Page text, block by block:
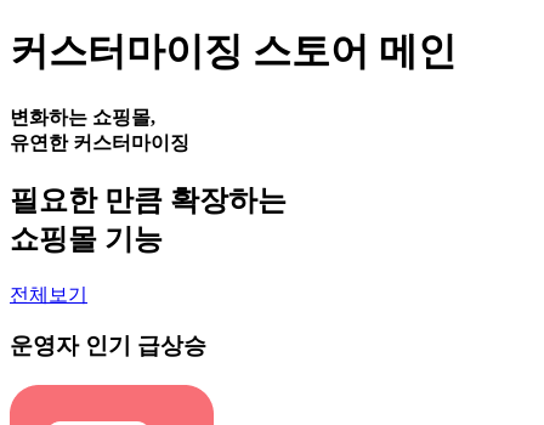
커스터마이징 스토어 메인
변화하는 쇼핑몰,
유연한 커스터마이징
필요한 만큼 확장하는
쇼핑몰 기능
전체보기
운영자 인기 급상승